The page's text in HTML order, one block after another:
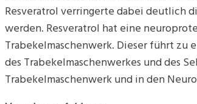
Resveratrol verringerte dabei deutlich
werden. Resveratrol hat eine
Trabekelmaschenwerk. Dieser führt
des Trabekelmaschenwerkes und des
Trabekelmaschenwerk und in den